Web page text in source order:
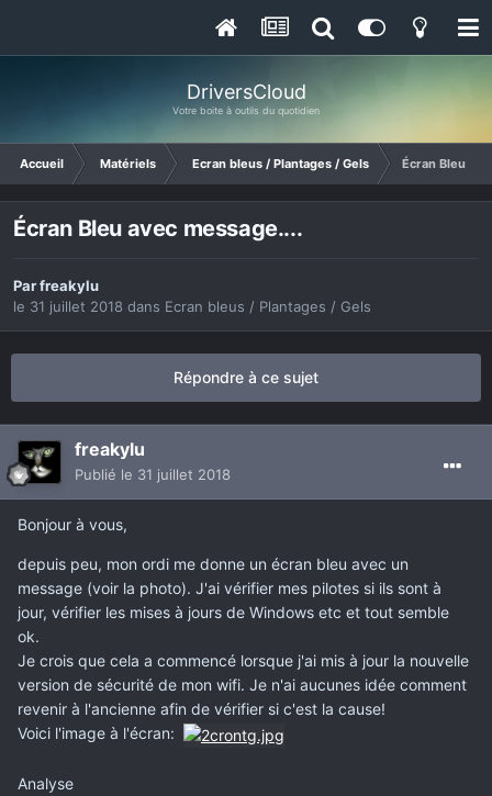
DriversCloud
Votre boite à outils du quotidien
Accueil Matériels Ecran bleus / Plantages / Gels Écran Bleu
Écran Bleu avec message....
Parfreakylu
le 31 juillet 2018 dans Ecran bleus / Plantages / Gels
Répondre à ce sujet
freakylu
Publié le 31 juillet 2018
Bonjour à vous,
depuis peu, mon ordi me donne un écran bleu avec un
message (voir la photo). J'ai vérifier mes pilotes si ils sont à
jour, vérifier les mises à jours de Windows etc et tout semble
ok.
Je crois que cela a commencé lorsque j'ai mis à jour la nouvelle
version de sécurité de mon wifi. Je n'ai aucunes idée comment
revenir à l'ancienne afin de vérifier si c'est la cause!
Voici l'image à l'écran:
Analyse